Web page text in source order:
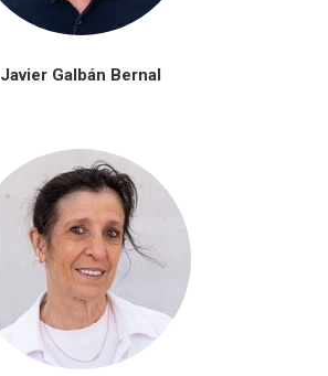
Javier Galbán Bernal